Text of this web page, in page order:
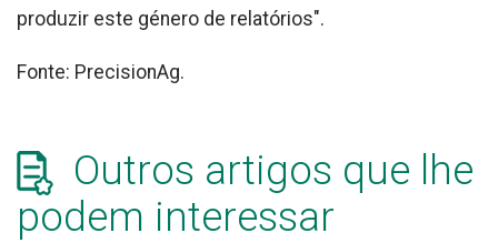
produzir este género de relatórios".
Fonte: PrecisionAg.
Outros artigos que lhe
podem interessar